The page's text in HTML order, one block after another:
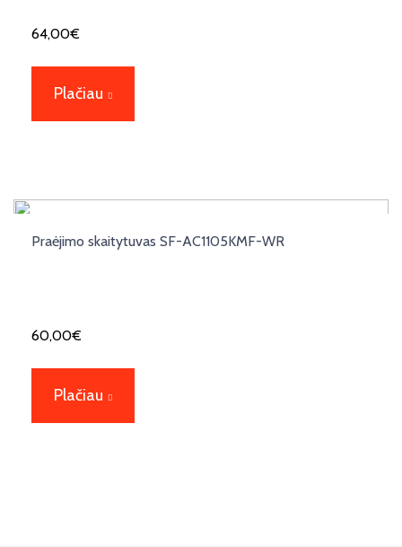
64,00€
Plačiau
Praėjimo skaitytuvas SF-AC1105KMF-WR
60,00€
Plačiau